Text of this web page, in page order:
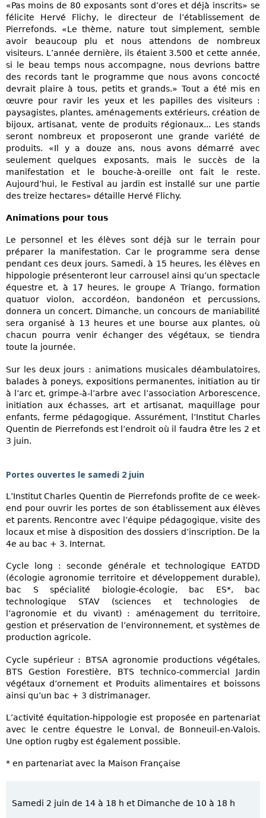
«Pas moins de 80 exposants sont d’ores et déjà inscrits» se
félicite Hervé Flichy, le directeur de l’établissement de
Pierrefonds. «Le thème, nature tout simplement, semble
avoir beaucoup plu et nous attendons de nombreux
visiteurs. L’année dernière, ils étaient 3.500 et cette année,
si le beau temps nous accompagne, nous devrions battre
des records tant le programme que nous avons concocté
devrait plaire à tous, petits et grands.» Tout a été mis en
œuvre pour ravir les yeux et les papilles des visiteurs :
paysagistes, plantes, aménagements extérieurs, création de
bijoux, artisanat, vente de produits régionaux... Les stands
seront nombreux et proposeront une grande variété de
produits. «Il y a douze ans, nous avons démarré avec
seulement quelques exposants, mais le succès de la
manifestation et le bouche-à-oreille ont fait le reste.
Aujourd’hui, le Festival au jardin est installé sur une partie
des treize hectares» détaille Hervé Flichy.
Animations pour tous
Le personnel et les élèves sont déjà sur le terrain pour
préparer la manifestation. Car le programme sera dense
pendant ces deux jours. Samedi, à 15 heures, les élèves en
hippologie présenteront leur carrousel ainsi qu’un spectacle
équestre et, à 17 heures, le groupe A Triango, formation
quatuor violon, accordéon, bandonéon et percussions,
donnera un concert. Dimanche, un concours de maniabilité
sera organisé à 13 heures et une bourse aux plantes, où
chacun pourra venir échanger des végétaux, se tiendra
toute la journée.
Sur les deux jours : animations musicales déambulatoires,
balades à poneys, expositions permanentes, initiation au tir
à l’arc et, grimpe-à-l’arbre avec l’association Arborescence,
initiation aux échasses, art et artisanat, maquillage pour
enfants, ferme pédagogique. Assurément, l’Institut Charles
Quentin de Pierrefonds est l’endroit où il faudra être les 2 et
3 juin.
Portes ouvertes le samedi 2 juin
L’Institut Charles Quentin de Pierrefonds profite de ce week-
end pour ouvrir les portes de son établissement aux élèves
et parents. Rencontre avec l’équipe pédagogique, visite des
locaux et mise à disposition des dossiers d’inscription. De la
4e au bac + 3. Internat.
Cycle long : seconde générale et technologique EATDD
(écologie agronomie territoire et développement durable),
bac S spécialité biologie-écologie, bac ES*, bac
technologique STAV (sciences et technologies de
l’agronomie et du vivant) : aménagement du territoire,
gestion et préservation de l’environnement, et systèmes de
production agricole.
Cycle supérieur : BTSA agronomie productions végétales,
BTS Gestion Forestière, BTS technico-commercial Jardin
végétaux d’ornement et Produits alimentaires et boissons
ainsi qu’un bac + 3 distrimanager.
L’activité équitation-hippologie est proposée en partenariat
avec le centre équestre le Lonval, de Bonneuil-en-Valois.
Une option rugby est également possible.
* en partenariat avec la Maison Française
Samedi 2 juin de 14 à 18 h et Dimanche de 10 à 18 h